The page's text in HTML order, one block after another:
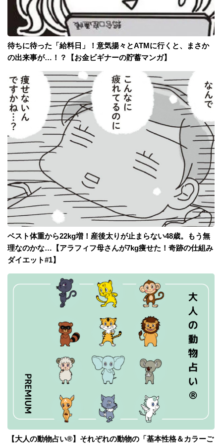
待ちに待った「給料日」！意気揚々とATMに行くと、まさか
の出来事が…！？【お金ビギナーの貯蓄マンガ】
ベスト体重から22kg増！産後太りが止まらない48歳。もう無
理なのかな…【アラフィフ母さんが7kg痩せた！奇跡の仕組み
ダイエット#1】
【大人の動物占い®】それぞれの動物の「基本性格＆カラーご